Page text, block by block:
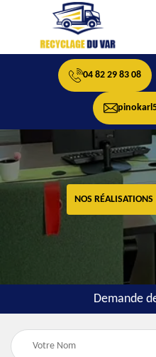
04 82 29 83 08
NOS RÉALISATIONS
Demande